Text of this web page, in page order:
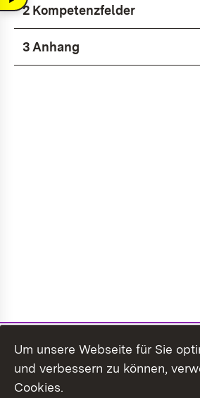
2 Kom­pe­tenz­fel­der
3 An­hang
Um unsere Webseite für Sie
und verbessern zu können,
Cookies.